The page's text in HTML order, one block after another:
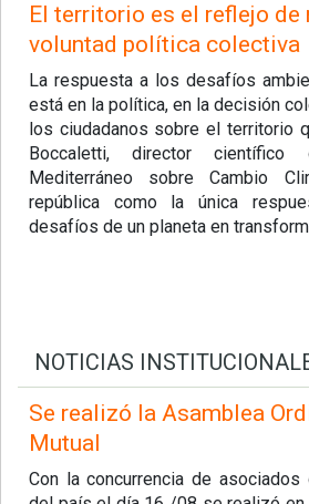
El territorio es el reflejo de
voluntad política colectiva
La respuesta a los desafíos
está en la política, en la decisión
los ciudadanos sobre el territorio
Boccaletti, director científico
Mediterráneo sobre Cambio
república como la única
desafíos de un planeta en
NOTICIAS
Se realizó la Asamblea
Mutual
Con la concurrencia de